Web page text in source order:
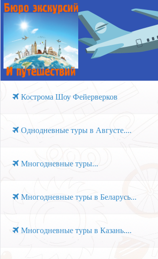
Кострома Шоу Фейерверков
Однодневные туры в Августе....
Многодневные туры...
Многодневные туры в Беларусь...
Многодневные туры в Казань....